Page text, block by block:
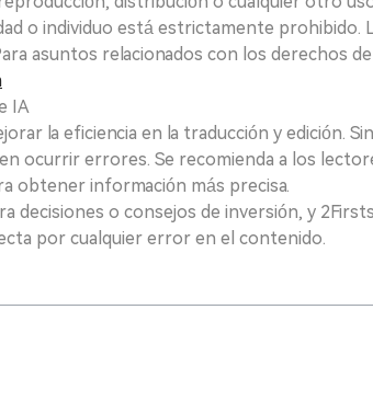
o individuo está estrictamente prohibido.
asuntos relacionados con los derechos de
IA
la eficiencia en la traducción y edición. Sin
ocurrir errores. Se recomienda a los
obtener información más precisa.
decisiones o consejos de inversión, y
por cualquier error en el contenido.